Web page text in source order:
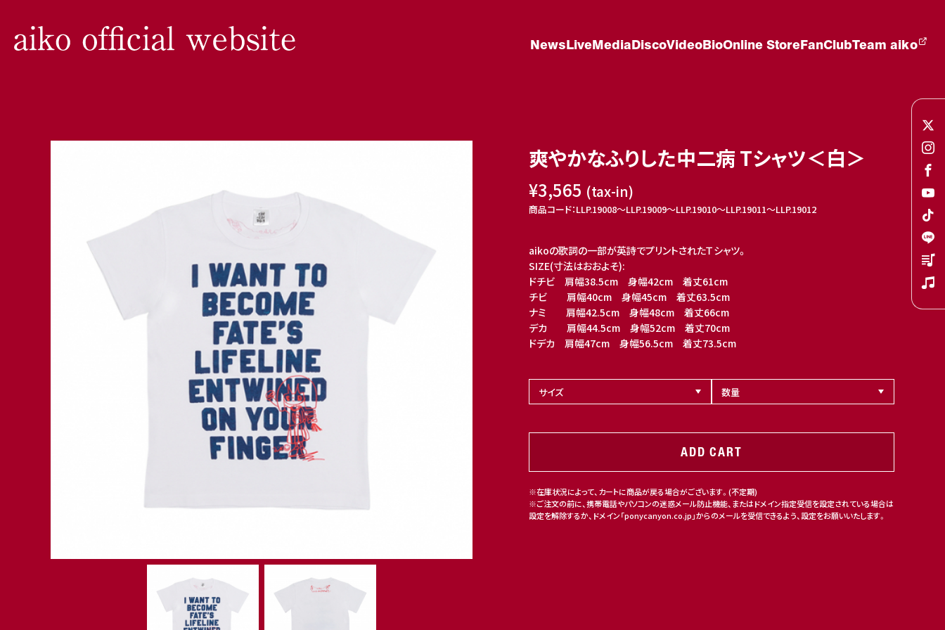
NewsLiveMediaDiscoVideoBioOnline StoreFanClubTeam aiko
爽やかなふりした中二病 Tシャツ＜白＞
¥3,565 (tax-in)
商品コード：LLP.19008〜LLP.19009〜LLP.19010〜LLP.19011〜LLP.19012
aikoの歌詞の一部が英詩でプリントされたＴシャツ。
SIZE(寸法はおおよそ):
ドチビ 肩幅38.5cm 身幅42cm 着丈61cm
チビ 肩幅40cm 身幅45cm 着丈63.5cm
ナミ 肩幅42.5cm 身幅48cm 着丈66cm
デカ 肩幅44.5cm 身幅52cm 着丈70cm
ドデカ 肩幅47cm 身幅56.5cm 着丈73.5cm
ADD CART
※在庫状況によって、カートに商品が戻る場合がございます。(不定期)
※ご注文の前に、携帯電話やパソコンの迷惑メール防止機能、またはドメイン指定受信を設定されている場合は
設定を解除するか、ドメイン「ponycanyon.co.jp」からのメールを受信できるよう、設定をお願いいたします。